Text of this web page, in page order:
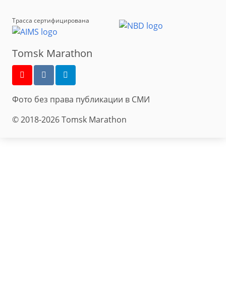
Трасса сертифицирована
Tomsk Marathon
Фото без права публикации в СМИ
© 2018-2026 Tomsk Marathon